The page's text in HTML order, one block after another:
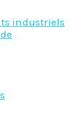
industriels